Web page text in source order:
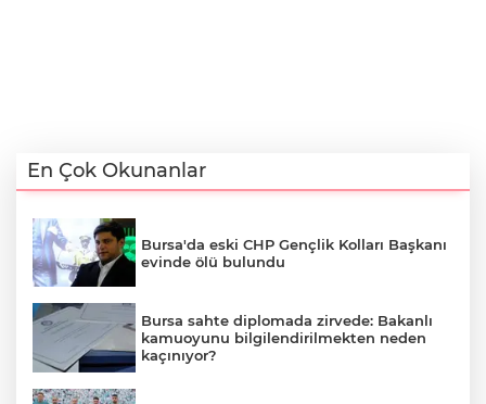
En Çok Okunanlar
Bursa'da eski CHP Gençlik Kolları Başkanı
evinde ölü bulundu
Bursa sahte diplomada zirvede: Bakanlı
kamuoyunu bilgilendirilmekten neden
kaçınıyor?